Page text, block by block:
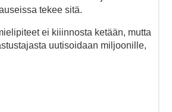
tekee sitä.
ei kiiinnosta ketään, mutta
uutisoidaan miljoonille,